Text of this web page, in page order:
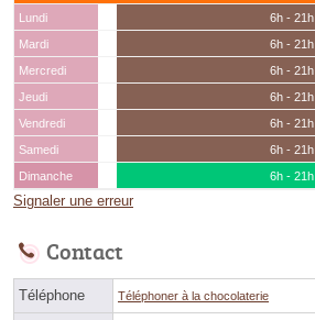
Lundi
6h - 21h
Mardi
6h - 21h
Mercredi
6h - 21h
Jeudi
6h - 21h
Vendredi
6h - 21h
Samedi
6h - 21h
Dimanche
6h - 21h
Signaler une erreur
Contact
Téléphone Téléphoner à la chocolaterie